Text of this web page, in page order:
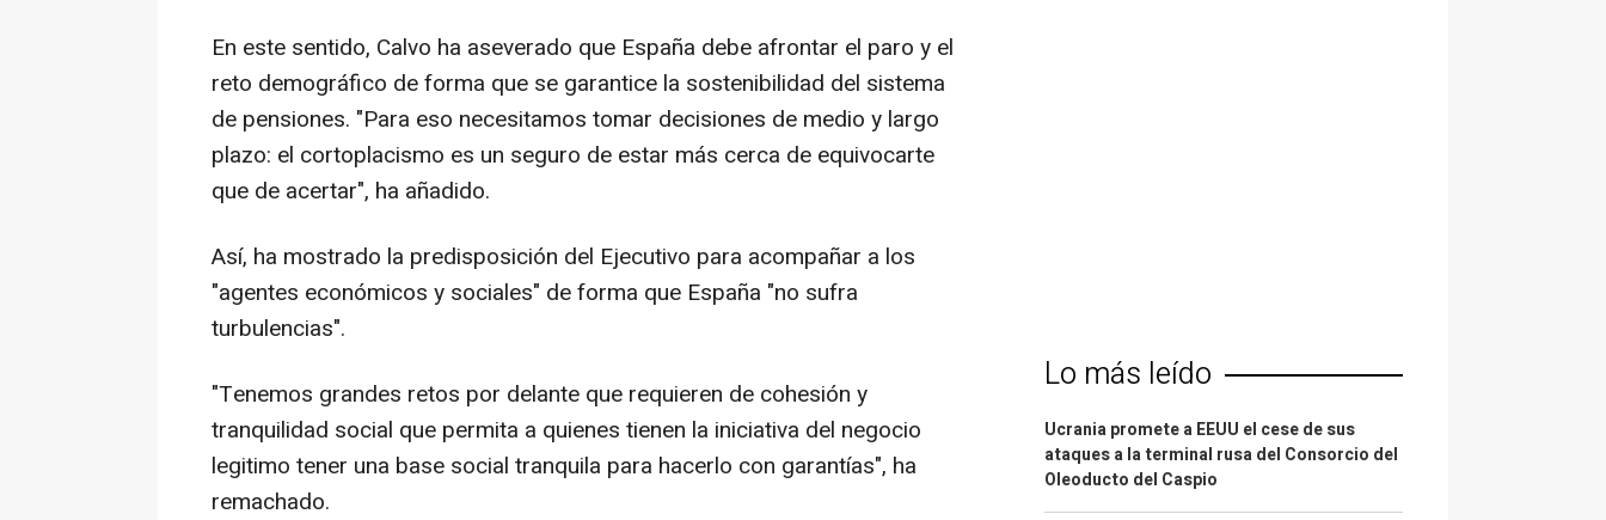
En este sentido, Calvo ha aseverado que España debe afrontar el paro y el
reto demográfico de forma que se garantice la sostenibilidad del sistema
de pensiones. "Para eso necesitamos tomar decisiones de medio y largo
plazo: el cortoplacismo es un seguro de estar más cerca de equivocarte
que de acertar", ha añadido.
Así, ha mostrado la predisposición del Ejecutivo para acompañar a los
"agentes económicos y sociales" de forma que España "no sufra
turbulencias".
"Tenemos grandes retos por delante que requieren de cohesión y
tranquilidad social que permita a quienes tienen la iniciativa del negocio
legitimo tener una base social tranquila para hacerlo con garantías", ha
remachado.
Lo más leído
Ucrania promete a EEUU el cese de sus
ataques a la terminal rusa del Consorcio del
Oleoducto del Caspio